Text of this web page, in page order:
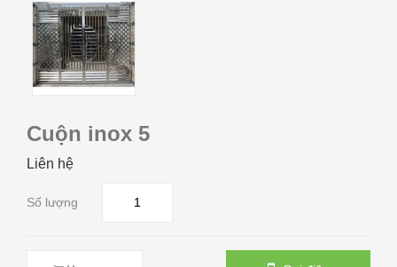
Cuộn inox 5
Liên hệ
Số lượng